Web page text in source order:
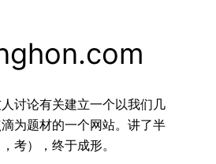
讨论有关建立一个以我们几
为题材的一个网站。讲了半
考），终于成形。